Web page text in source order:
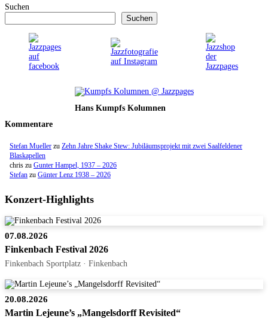
Suchen
Suchen
Hans Kumpfs Kolumnen
Kommentare
Stefan Mueller zu Zehn Jahre Shake Stew: Jubiläumsprojekt mit zwei Saalfeldener
Blaskapellen
chris zu Gunter Hampel, 1937 – 2026
Stefan zu Günter Lenz 1938 – 2026
Konzert-Highlights
07.08.2026
Finkenbach Festival 2026
Finkenbach Sportplatz · Finkenbach
20.08.2026
Martin Lejeune’s „Mangelsdorff Revisited“